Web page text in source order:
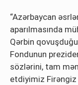
“Azərbaycan
aparılmasında
Qərbin
Fondunun
sözlərini, tam
etdiyimiz Firəngiz